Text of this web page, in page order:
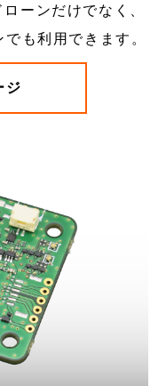
ーンだけでなく、
も利用できます。
ジ